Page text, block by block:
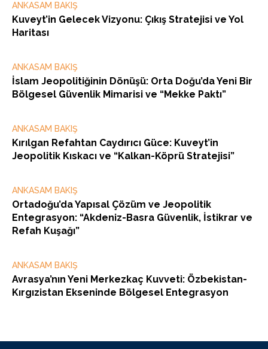
ANKASAM BAKIŞ
Kuveyt’in Gelecek Vizyonu: Çıkış Stratejisi ve Yol
Haritası
ANKASAM BAKIŞ
İslam Jeopolitiğinin Dönüşü: Orta Doğu’da Yeni Bir
Bölgesel Güvenlik Mimarisi ve “Mekke Paktı”
ANKASAM BAKIŞ
Kırılgan Refahtan Caydırıcı Güce: Kuveyt’in
Jeopolitik Kıskacı ve “Kalkan-Köprü Stratejisi”
ANKASAM BAKIŞ
Ortadoğu’da Yapısal Çözüm ve Jeopolitik
Entegrasyon: “Akdeniz-Basra Güvenlik, İstikrar ve
Refah Kuşağı”
ANKASAM BAKIŞ
Avrasya’nın Yeni Merkezkaç Kuvveti: Özbekistan-
Kırgızistan Ekseninde Bölgesel Entegrasyon